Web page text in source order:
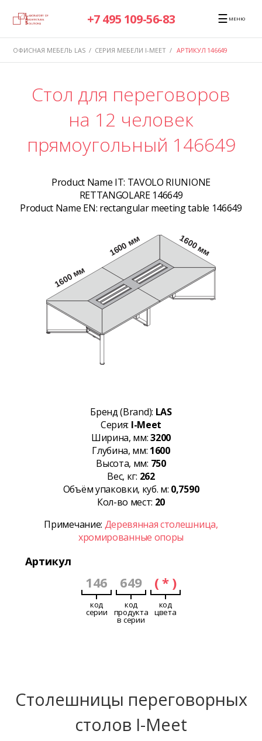
+7 495 109-56-83 ☰ МЕНЮ
ОФИСНАЯ МЕБЕЛЬ LAS / СЕРИЯ МЕБЕЛИ I-MEET / АРТИКУЛ 146649
Стол для переговоров
на 12 человек
прямоугольный 146649
Product Name IT: TAVOLO RIUNIONE
RETTANGOLARE 146649
Product Name EN: rectangular meeting table 146649
Бренд (Brand): LAS
Серия: I-Meet
Ширина, мм:3200
Глубина, мм: 1600
Высота, мм: 750
Вес, кг: 262
Объём упаковки, куб. м: 0,7590
Кол-во мест: 20
Примечание: Деревянная столешница,
хромированные опоры
Артикул
146
код
серии
649
код
продукта
в серии
( * )
код
цвета
Столешницы переговорных
столов I-Meet